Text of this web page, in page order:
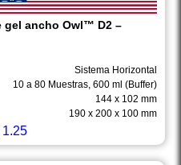
gel ancho Owl™ D2 –
Sistema Horizontal
10 a 80 Muestras, 600 ml (Buffer)
144 x 102 mm
190 x 200 x 100 mm
1.25